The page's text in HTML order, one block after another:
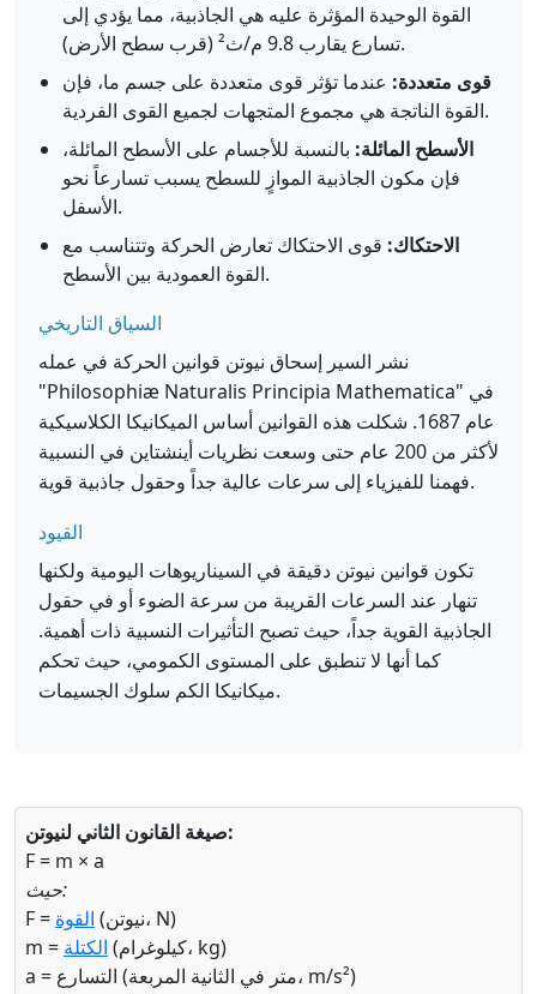
القوة الوحيدة المؤثرة عليه هي الجاذبية، مما يؤدي إلى
تسارع يقارب 9.8 م/ث² (قرب سطح الأرض).
قوى متعددة: عندما تؤثر قوى متعددة على جسم ما، فإن
القوة الناتجة هي مجموع المتجهات لجميع القوى الفردية.
الأسطح المائلة: بالنسبة للأجسام على الأسطح المائلة،
فإن مكون الجاذبية الموازٍ للسطح يسبب تسارعاً نحو
الأسفل.
الاحتكاك: قوى الاحتكاك تعارض الحركة وتتناسب مع
القوة العمودية بين الأسطح.
السياق التاريخي
نشر السير إسحاق نيوتن قوانين الحركة في عمله
"Philosophiæ Naturalis Principia Mathematica" في
عام 1687. شكلت هذه القوانين أساس الميكانيكا الكلاسيكية
لأكثر من 200 عام حتى وسعت نظريات أينشتاين في النسبية
فهمنا للفيزياء إلى سرعات عالية جداً وحقول جاذبية قوية.
القيود
تكون قوانين نيوتن دقيقة في السيناريوهات اليومية ولكنها
تنهار عند السرعات القريبة من سرعة الضوء أو في حقول
الجاذبية القوية جداً، حيث تصبح التأثيرات النسبية ذات أهمية.
كما أنها لا تنطبق على المستوى الكمومي، حيث تحكم
ميكانيكا الكم سلوك الجسيمات.
صيغة القانون الثاني لنيوتن:
F = m × a
حيث:
F = القوة
(نيوتن، N)
m = الكتلة
(كيلوغرام، kg)
a = التسارع (متر في الثانية المربعة، m/s²)